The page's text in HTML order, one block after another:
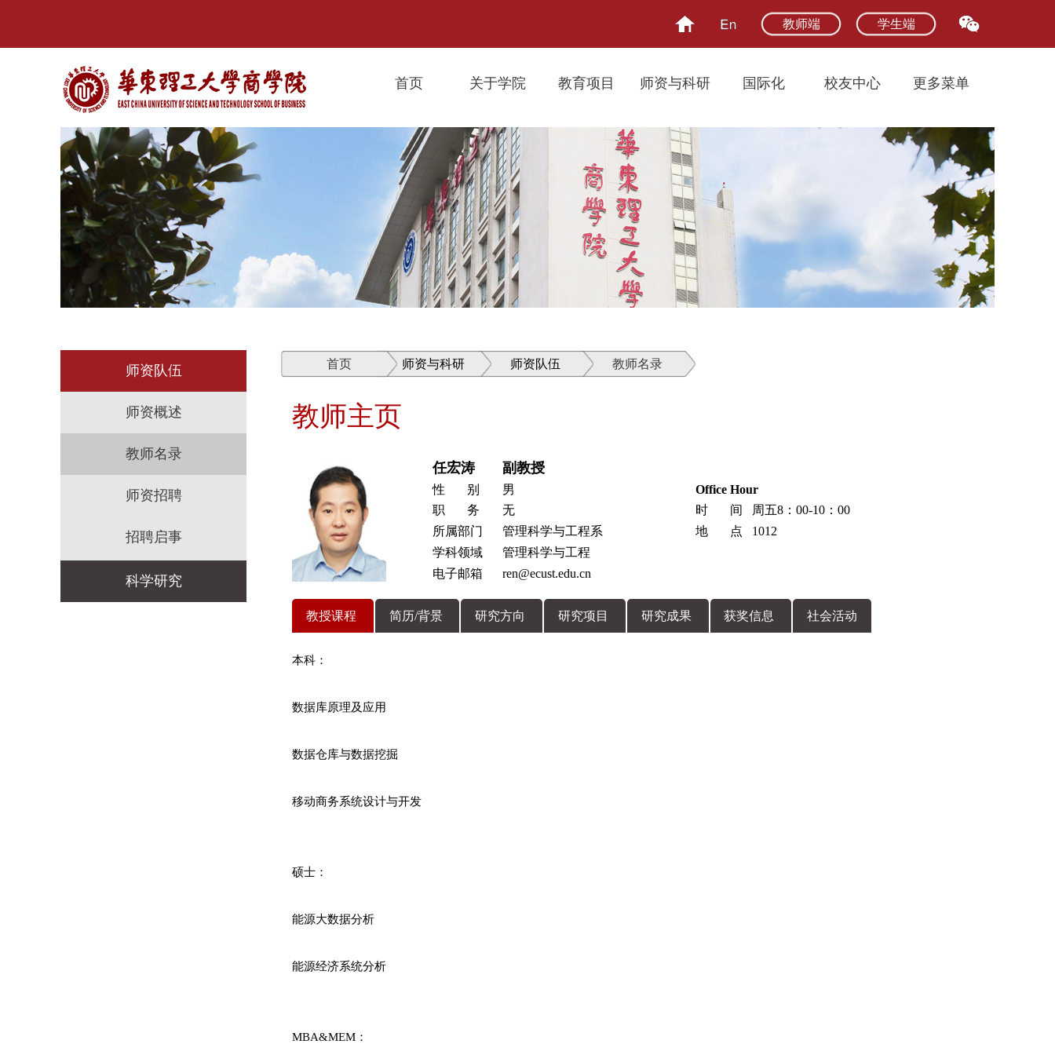
教师端 学生端
首页 关于学院 教育项目 师资与科研 国际化 校友中心 更多菜单
师资队伍
师资概述
教师名录
师资招聘
招聘启事
科学研究
首页 师资与科研 师资队伍 教师名录
教师主页
任宏涛 副教授
性 别 男
Office Hour
职 务
无
时 间 周五8：00-10：00
所属部门
管理科学与工程系
地 点 1012
学科领域
管理科学与工程
电子邮箱
ren@ecust.edu.cn
教授课程 简历/背景 研究方向 研究项目 研究成果 获奖信息 社会活动
本科：
数据库原理及应用
数据仓库与数据挖掘
移动商务系统设计与开发
硕士：
能源大数据分析
能源经济系统分析
MBA&MEM：